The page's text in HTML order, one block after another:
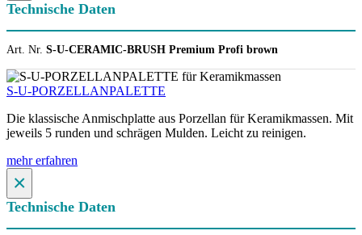
Technische Daten
Art. Nr. S-U-CERAMIC-BRUSH Premium Profi brown
S-U-PORZELLANPALETTE
Die klassische Anmischplatte aus Porzellan für Keramikmassen. Mit
jeweils 5 runden und schrägen Mulden. Leicht zu reinigen.
mehr erfahren
×
Technische Daten